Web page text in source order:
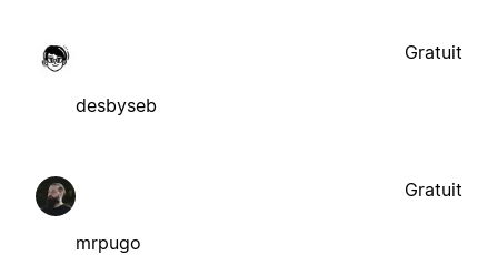
desbyseb
Gratuit
mrpugo
Gratuit